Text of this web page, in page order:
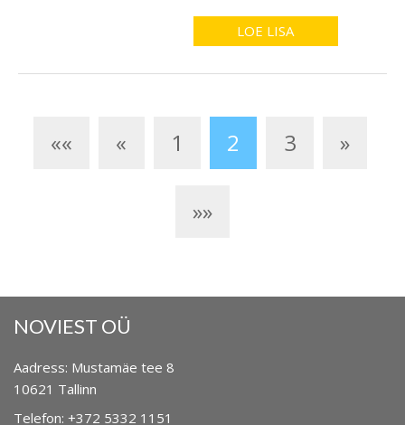
LOE LISA
«« « 1 2 3 »
»»
NOVIEST OÜ
Aadress: Mustamäe tee 8
10621 Tallinn
Telefon: +372 5332 1151